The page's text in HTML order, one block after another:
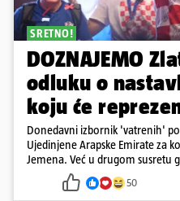
SRETNO!
DOZNAJEMO
odluku o
koju će
Donedavni izbornik 'vatrenih'
Ujedinjene Arapske Emirate za
Jemena. Već u drugom susretu
50